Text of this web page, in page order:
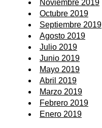
Noviembre 2019
Octubre 2019
Septiembre 2019
Agosto 2019
Julio 2019
Junio 2019
Mayo 2019
Abril 2019
Marzo 2019
Febrero 2019
Enero 2019